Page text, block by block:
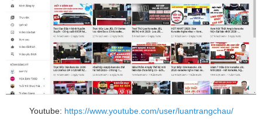
Youtube: https://www.youtube.com/user/luantrangchau/